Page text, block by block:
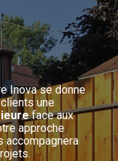
Inova se donne
une
face aux
approche
accompagnera